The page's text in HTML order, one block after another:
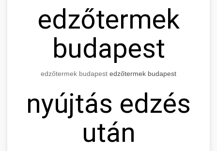
edzőtermek
budapest
edzőtermek budapest edzőtermek budapest
nyújtás edzés
után